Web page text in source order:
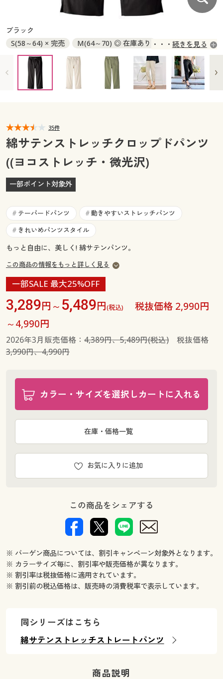
大きいサイズ メンズ
大きいサイズ 事務・制服
カタログ・チラシからのご注文
デジタルカタログ
カタログ無料プレゼント
マイページ
閲覧履歴
お気に入り
サポート
ご利用ガイド
よくある質問とお問い合わせ
大きいサイズ 事務・制服
カタログ無料プレゼント
会員メニュー
閲覧履歴
サポート
よくある質問とお問い合わせ
ブラック
S(58～64) × 完売
M(64～70) ◎ 在庫あり
L(69～77) ◎ 在庫あり
LL(77～85) × 完売
3L(85～93) ○ 在庫わずか
続きを見る
35件
綿サテンストレッチクロップドパンツ
((ヨコストレッチ・微光沢)
一部ポイント対象外
# テーパードパンツ # 動きやすいストレッチパンツ
# きれいめパンツスタイル
もっと自由に、美しく! 綿サテンパンツ。
この商品の情報をもっと詳しく見る
一部SALE 最大25%OFF
3,289円～ 5,489円(税込)
税抜価格 2,990円
～4,990円
2026年3月販売価格： 4,389円、5,489円(税込)税抜価格
3,990円、4,990円
カラー・サイズを選択しカートに入れる
お気に入りに追加
在庫・価格一覧
この商品をシェアする
※ バーゲン商品については、割引キャンペーン対象外となります。
※ カラーサイズ毎に、割引率や販売価格が異なります。
※ 割引率は税抜価格に適用されています。
※ 割引前の税込価格は、販売時の消費税率で表示しています。
同シリーズはこちら
綿サテンストレッチストレートパンツ
商品説明